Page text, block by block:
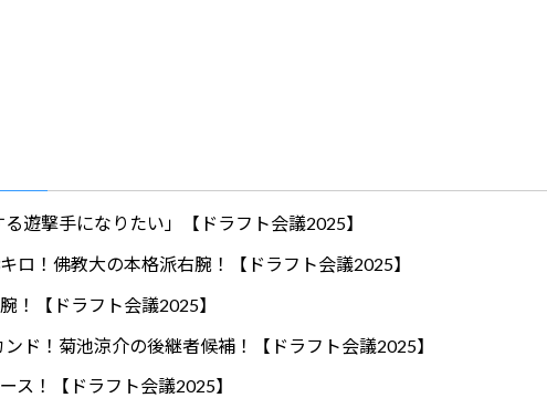
遊撃手になりたい」【ドラフト会議2025】
ロ！佛教大の本格派右腕！【ドラフト会議2025】
！【ドラフト会議2025】
ド！菊池涼介の後継者候補！【ドラフト会議2025】
ス！【ドラフト会議2025】